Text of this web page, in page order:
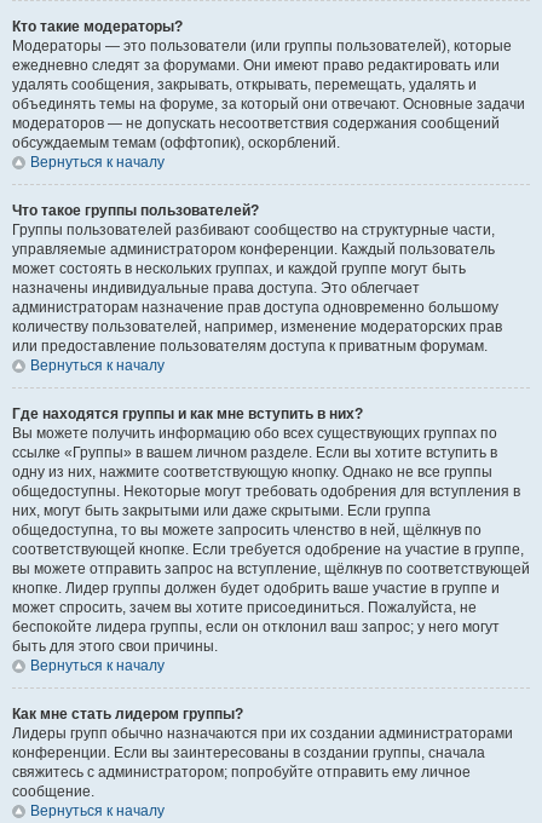
Кто такие модераторы?
Модераторы — это пользователи (или группы пользователей), которые
ежедневно следят за форумами. Они имеют право редактировать или
удалять сообщения, закрывать, открывать, перемещать, удалять и
объединять темы на форуме, за который они отвечают. Основные задачи
модераторов — не допускать несоответствия содержания сообщений
обсуждаемым темам (оффтопик), оскорблений.
Вернуться к началу
Что такое группы пользователей?
Группы пользователей разбивают сообщество на структурные части,
управляемые администратором конференции. Каждый пользователь
может состоять в нескольких группах, и каждой группе могут быть
назначены индивидуальные права доступа. Это облегчает
администраторам назначение прав доступа одновременно большому
количеству пользователей, например, изменение модераторских прав
или предоставление пользователям доступа к приватным форумам.
Вернуться к началу
Где находятся группы и как мне вступить в них?
Вы можете получить информацию обо всех существующих группах по
ссылке «Группы» в вашем личном разделе. Если вы хотите вступить в
одну из них, нажмите соответствующую кнопку. Однако не все группы
общедоступны. Некоторые могут требовать одобрения для вступления в
них, могут быть закрытыми или даже скрытыми. Если группа
общедоступна, то вы можете запросить членство в ней, щёлкнув по
соответствующей кнопке. Если требуется одобрение на участие в группе,
вы можете отправить запрос на вступление, щёлкнув по соответствующей
кнопке. Лидер группы должен будет одобрить ваше участие в группе и
может спросить, зачем вы хотите присоединиться. Пожалуйста, не
беспокойте лидера группы, если он отклонил ваш запрос; у него могут
быть для этого свои причины.
Вернуться к началу
Как мне стать лидером группы?
Лидеры групп обычно назначаются при их создании администраторами
конференции. Если вы заинтересованы в создании группы, сначала
свяжитесь с администратором; попробуйте отправить ему личное
сообщение.
Вернуться к началу